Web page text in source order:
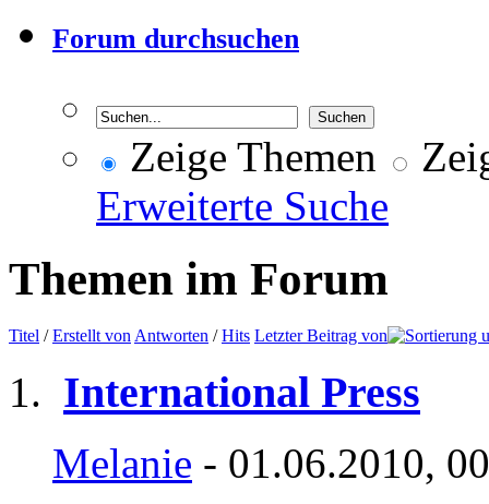
Forum durchsuchen
Zeige Themen
Erweiterte Suche
Themen im Forum
Titel /Erstellt vonAntworten /Hits Letzter Beitrag von
International Press
Melanie - 01.06.2010,